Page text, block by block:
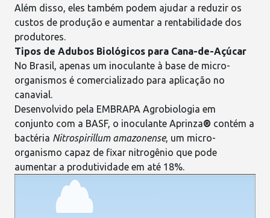
Além disso, eles também podem ajudar a reduzir os
custos de produção e aumentar a rentabilidade dos
produtores.
Tipos de Adubos Biológicos para Cana-de-Açúcar
No Brasil, apenas um inoculante à base de micro-
organismos é comercializado para aplicação no
canavial.
Desenvolvido pela EMBRAPA Agrobiologia em
conjunto com a BASF, o inoculante Aprinza® contém a
bactéria Nitrospirillum amazonense, um micro-
organismo capaz de fixar nitrogênio que pode
aumentar a produtividade em até 18%.